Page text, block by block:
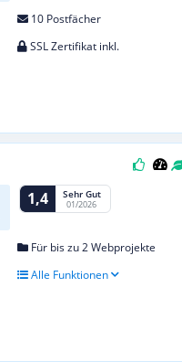
10 Postfächer
SSL Zertifikat inkl.
1,4 Sehr Gut
01/2026
Für bis zu 2 Webprojekte
Alle Funktionen